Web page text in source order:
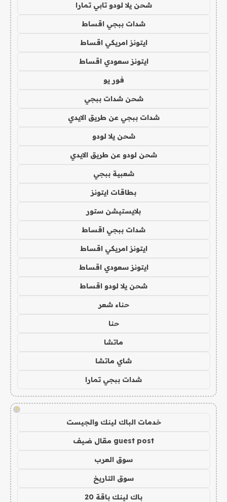
شحن يلا لودو تابي تمارا
شدات ببجي اقساط
ايتونز امريكي اقساط
ايتونز سعودي اقساط
فور يو
شحن شدات ببجي
شدات ببجي عن طريق الايدي
شحن يلا لودو
شحن لودو عن طريق الايدي
شعبية ببجي
بطاقات ايتونز
بلايستيشن ستور
شدات ببجي اقساط
ايتونز امريكي اقساط
ايتونز سعودي اقساط
شحن يلا لودو اقساط
حناء شعر
حنا
ماتشا
شاي ماتشا
شدات ببجي تمارا
!
خدمات الباك لينك والجيست
guest post مقال ضيف
سوق العرب
سوق التاريخ
باك لينك باقة 20